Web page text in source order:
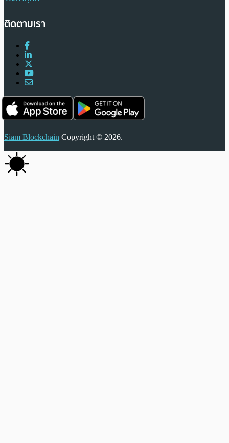
ติดตามเรา
Siam Blockchain Copyright © 2026.